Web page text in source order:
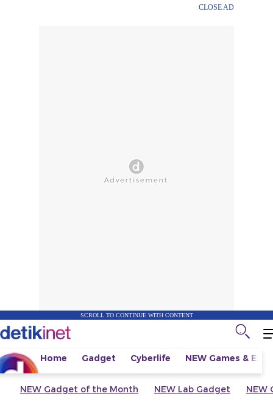
CLOSE AD
SCROLL TO CONTINUE WITH CONTENT
Home Gadget Cyberlife NEW Games &
NEW Gadget of the Month NEW Lab Gadget NEW